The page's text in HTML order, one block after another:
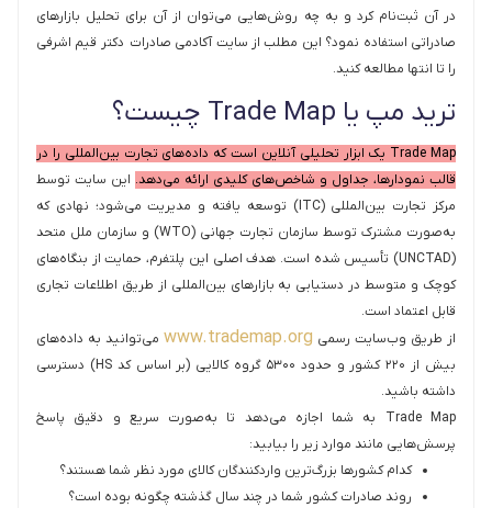
در آن ثبت‌نام کرد و به چه روش‌هایی می‌توان از آن برای تحلیل بازارهای
صادراتی استفاده نمود؟ این مطلب از سایت آکادمی صادرات دکتر قیم اشرفی
را تا انتها مطالعه کنید.
ترید مپ یا Trade Map چیست؟
Trade Map یک ابزار تحلیلی آنلاین است که داده‌های تجارت بین‌المللی را در
قالب نمودارها، جداول و شاخص‌های کلیدی ارائه می‌دهد. این سایت توسط
مرکز تجارت بین‌المللی (ITC) توسعه یافته و مدیریت می‌شود؛ نهادی که
به‌صورت مشترک توسط سازمان تجارت جهانی (WTO) و سازمان ملل متحد
(UNCTAD) تأسیس شده است. هدف اصلی این پلتفرم، حمایت از بنگاه‌های
کوچک و متوسط در دستیابی به بازارهای بین‌المللی از طریق اطلاعات تجاری
قابل اعتماد است.
از طریق وب‌سایت رسمی
می‌توانید به داده‌های
بیش از ۲۲۰ كشور و حدود ۵۳۰۰ گروه کالایی (بر اساس کد HS) دسترسی
داشته باشید.
Trade Map به شما اجازه می‌دهد تا به‌صورت سریع و دقیق پاسخ
پرسش‌هایی مانند موارد زیر را بیابید:
کدام کشورها بزرگ‌ترین واردکنندگان کالای مورد نظر شما هستند؟
روند صادرات کشور شما در چند سال گذشته چگونه بوده است؟